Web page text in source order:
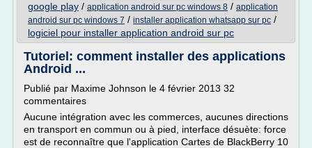
google play / application android sur pc windows 8 / application
android sur pc windows 7 / installer application whatsapp sur pc /
logiciel pour installer application android sur pc
Tutoriel: comment installer des applications
Android ...
Publié par Maxime Johnson le 4 février 2013 32
commentaires
Aucune intégration avec les commerces, aucunes directions
en transport en commun ou à pied, interface désuète: force
est de reconnaître que l'application Cartes de BlackBerry 10